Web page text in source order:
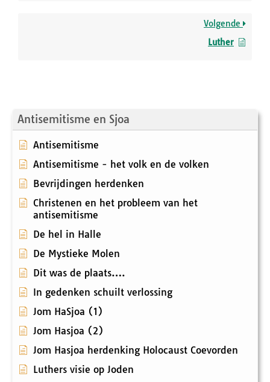
Antisemitisme en Sjoa
Antisemitisme
Antisemitisme - het volk en de volken
Bevrijdingen herdenken
Christenen en het probleem van het
antisemitisme
De hel in Halle
De Mystieke Molen
Dit was de plaats….
In gedenken schuilt verlossing
Jom HaSjoa (1)
Jom Hasjoa (2)
Jom Hasjoa herdenking Holocaust Coevorden
Luthers visie op Joden
Volgende
Luther